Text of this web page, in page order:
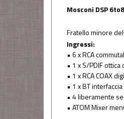
Mosconi DSP 6to8
Fratello minore
Ingressi:
• 6 x RCA
• 1 x S/PDIF ottica
• 1 x RCA COAX
• 1 x BT interfaccia
• 4 liberamente
• ATOM Mixer